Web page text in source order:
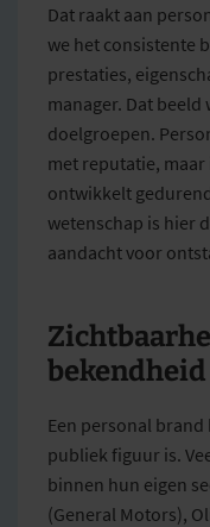
Dat raakt aan
we het consistente
prestaties,
manager. Dat
doelgroepen.
met reputatie,
ontwikkelt
wetenschap is hier
aandacht voor
bekendheid
Een personal
publiek figuur is.
binnen hun eigen
(General Motors),